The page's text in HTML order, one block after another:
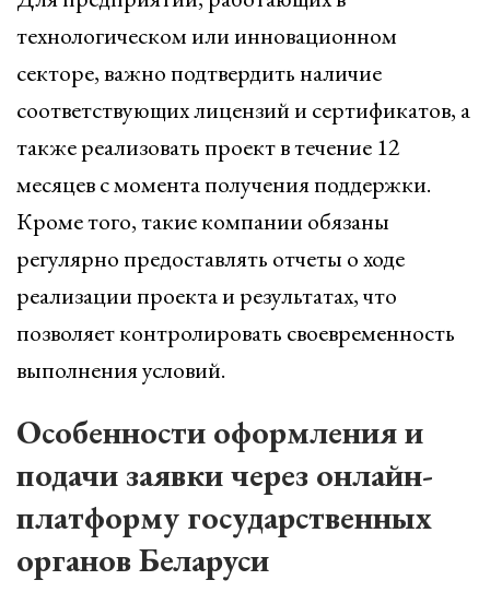
технологическом или инновационном
секторе, важно подтвердить наличие
соответствующих лицензий и сертификатов, а
также реализовать проект в течение 12
месяцев с момента получения поддержки.
Кроме того, такие компании обязаны
регулярно предоставлять отчеты о ходе
реализации проекта и результатах, что
позволяет контролировать своевременность
выполнения условий.
Особенности оформления и
подачи заявки через онлайн-
платформу государственных
органов Беларуси